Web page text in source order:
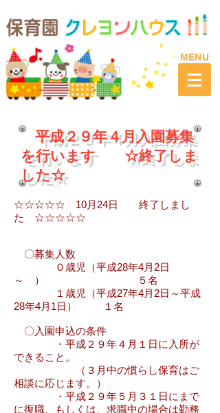
​MENU
平成２９年４月入園募集
を行います ☆終了しま
した☆
☆☆☆☆☆ 10月24日 終了しまし
た ☆☆☆☆☆
〇募集人数
０歳児（平成28年4月2日
～ ） ５名
１歳児（平成27年4月2日～平成
28年4月1日） １名
〇入園申込の条件
・平成２９年４月１日に入所が
できること。
（３月中の慣らし保育はご
相談に応じます。）
・平成２９年５月３１日にまで
に復職、もしくは、求職中の場合は勤務